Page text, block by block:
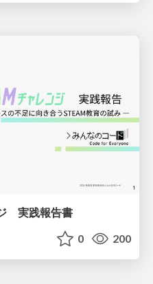
実践報告書
0 200